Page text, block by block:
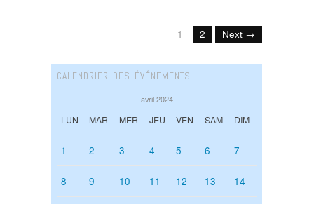
1 2 Next →
CALENDRIER DES ÉVÉNEMENTS
avril 2024
LUN MAR MER JEU VEN SAM DIM
1 2 3 4 5 6 7
8 9 10 11 12 13 14